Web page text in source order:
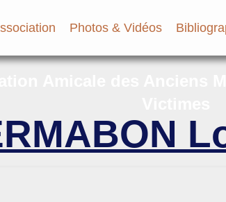
Photos & Vidéos